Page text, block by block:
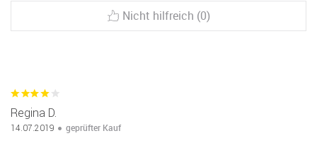
Nicht hilfreich (0)
Regina D.
14.07.2019 geprüfter Kauf